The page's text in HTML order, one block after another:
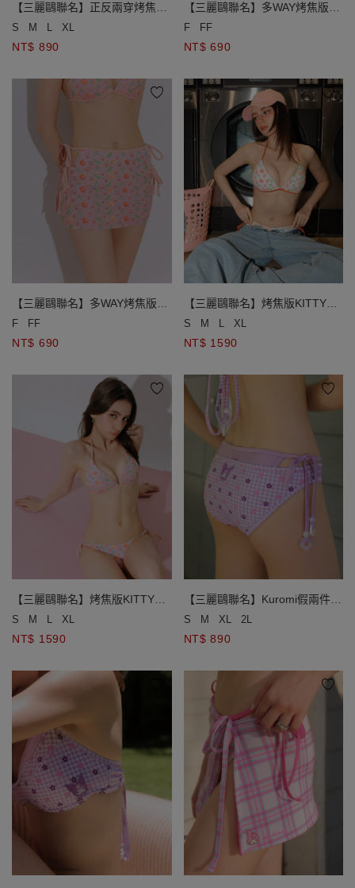
【三麗鷗聯名】正反兩穿烤焦版
KITTY滿版印花低腰側綁帶泳褲
S M L XL
NT$ 890
【三麗鷗聯名】多WAY烤焦版
KITTY滿版印花側鏤空綁帶短裙
F FF
NT$ 690
【三麗鷗聯名】多WAY烤焦版
KITTY滿版印花側鏤空綁帶短裙
F FF
NT$ 690
【三麗鷗聯名】烤焦版KITTY滿
版印花比基尼
S M L XL
NT$ 1590
【三麗鷗聯名】烤焦版KITTY滿
版印花比基尼
S M L XL
NT$ 1590
【三麗鷗聯名】Kuromi假兩件小
花格紋側綁帶泳褲
S M XL 2L
NT$ 890